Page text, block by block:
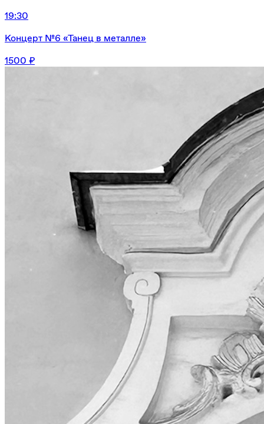
19:30
Концерт №6 «Танец в металле»
1500 ₽